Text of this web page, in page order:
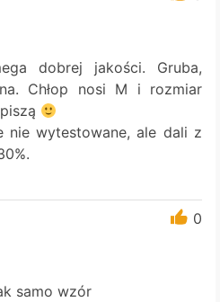
dobrej jakości. Gruba,
Chłop nosi M i rozmiar
nie wytestowane, ale dali z
0
samo wzór